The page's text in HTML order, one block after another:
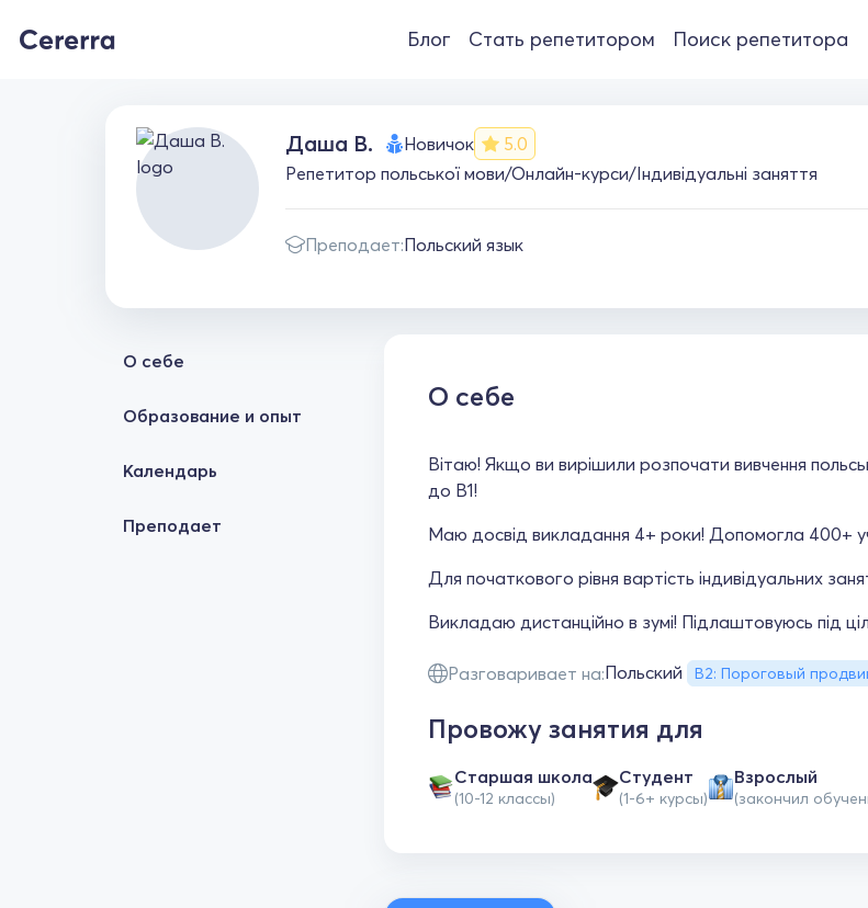
Блог Стать репетитором Поиск репетитора
Даша В. Новичок
5.0
Репетитор польської мови/Онлайн-курси/Індивідуальні заняття
Преподает:Польский язык
О себе
Образование и опыт
Календарь
Преподает
О себе
Вітаю! Якщо ви вирішили розпочати вивчення
до B1!
Маю досвід викладання 4+ роки! Допомогла 400+
Для початкового рівня вартість індивідуальних
Викладаю дистанційно в зумі! Підлаштовуюсь під
Разговаривает на:Польский B2: Пороговый
Провожу занятия для
Cтаршая школа
(10-12 классы)
Студент
(1-6+ курсы)
Взрослый
(закончил